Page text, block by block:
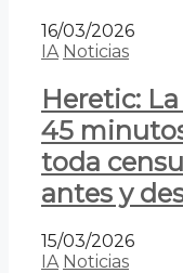
16/03/2026
IA Noticias
Heretic:
45
toda
antes y
15/03/2026
IA Noticias